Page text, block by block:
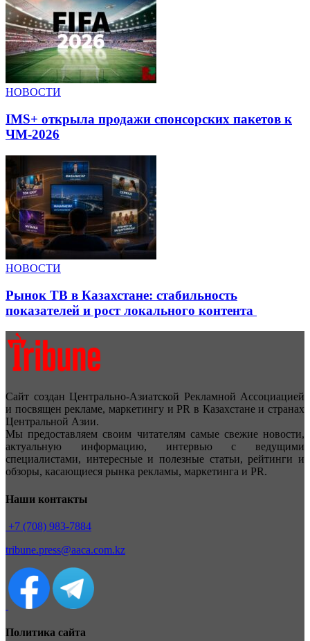
НОВОСТИ
IMS+ открыла продажи спонсорских пакетов к
ЧМ-2026
НОВОСТИ
Рынок ТВ в Казахстане: стабильность
показателей и рост локального контента
Сайт создан Центрально-Азиатской Рекламной Ассоциацией
и посвящен рекламе, маркетингу и PR в Казахстане и странах
Центральной Азии.
Мы предоставляем своим читателям самые свежие новости,
актуальную информацию, интервью с ведущими
специалистами, интересные и полезные статьи, рейтинги и
обзоры, касающиеся рынка рекламы, маркетинга и PR.
Наши контакты
+7 (708) 983-7884
tribune.press@aaca.com.kz
Политика сайта